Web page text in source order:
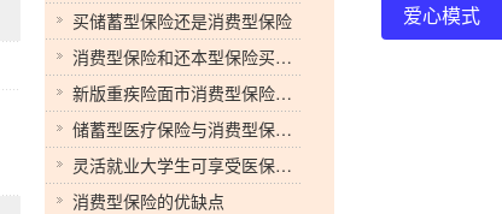
买储蓄型保险还是消费型保险
消费型保险和还本型保险买哪种更划算
新版重疾险面市消费型保险渐受宠
储蓄型医疗保险与消费型保险比较
灵活就业大学生可享受医保补贴政策
消费型保险的优缺点
爱心模式